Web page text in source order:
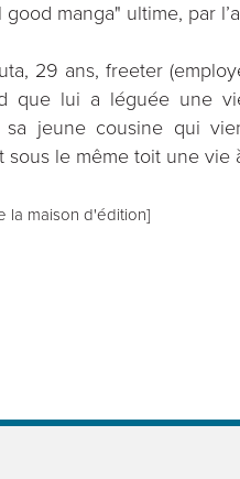
good manga" ultime, par
29 ans, freeter
que lui a léguée une
sa jeune cousine qui
sous le même toit une vie
la maison d'édition]